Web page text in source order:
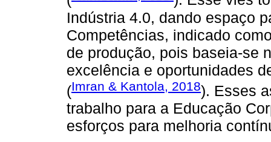
Indústria 4.0, dando espaço
Competências, indicado
de produção, pois baseia-se
excelência e oportunidades
(Imran & Kantola, 2018). Esses
trabalho para a Educação
esforços para melhoria